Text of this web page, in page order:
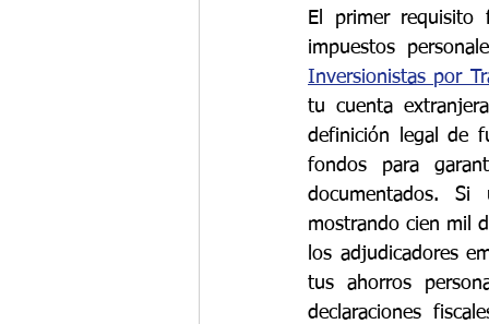
El primer requisito
impuestos
Inversionistas por
tu cuenta
definición legal de
fondos para
documentados. Si
mostrando cien mil
los adjudicadores
tus ahorros
declaraciones